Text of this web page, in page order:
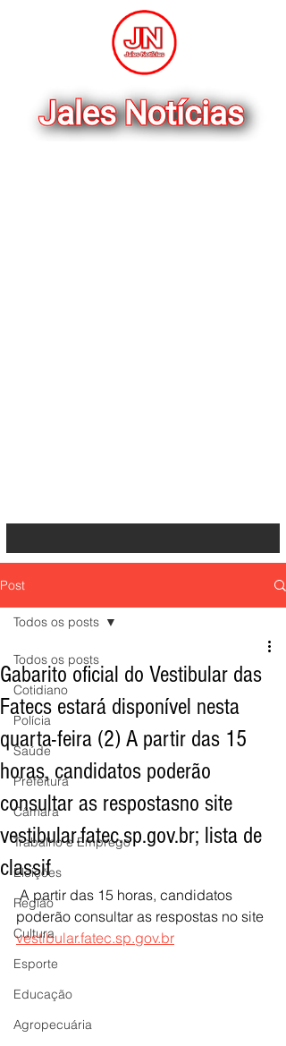
Post
Todos os posts
Cotidiano
Polícia
Saúde
Prefeitura
Câmara
Trabalho e Emprego
Eleições
Região
Cultura
Esporte
Educação
Agropecuária
Todos os posts
Gabarito oficial do Vestibular das
Fatecs estará disponível nesta
quarta-feira (2) A partir das 15
horas, candidatos poderão
consultar as respostasno site
vestibular.fatec.sp.gov.br; lista de
classif
A partir das 15 horas, candidatos
poderão consultar as respostas no site
vestibular.fatec.sp.gov.br